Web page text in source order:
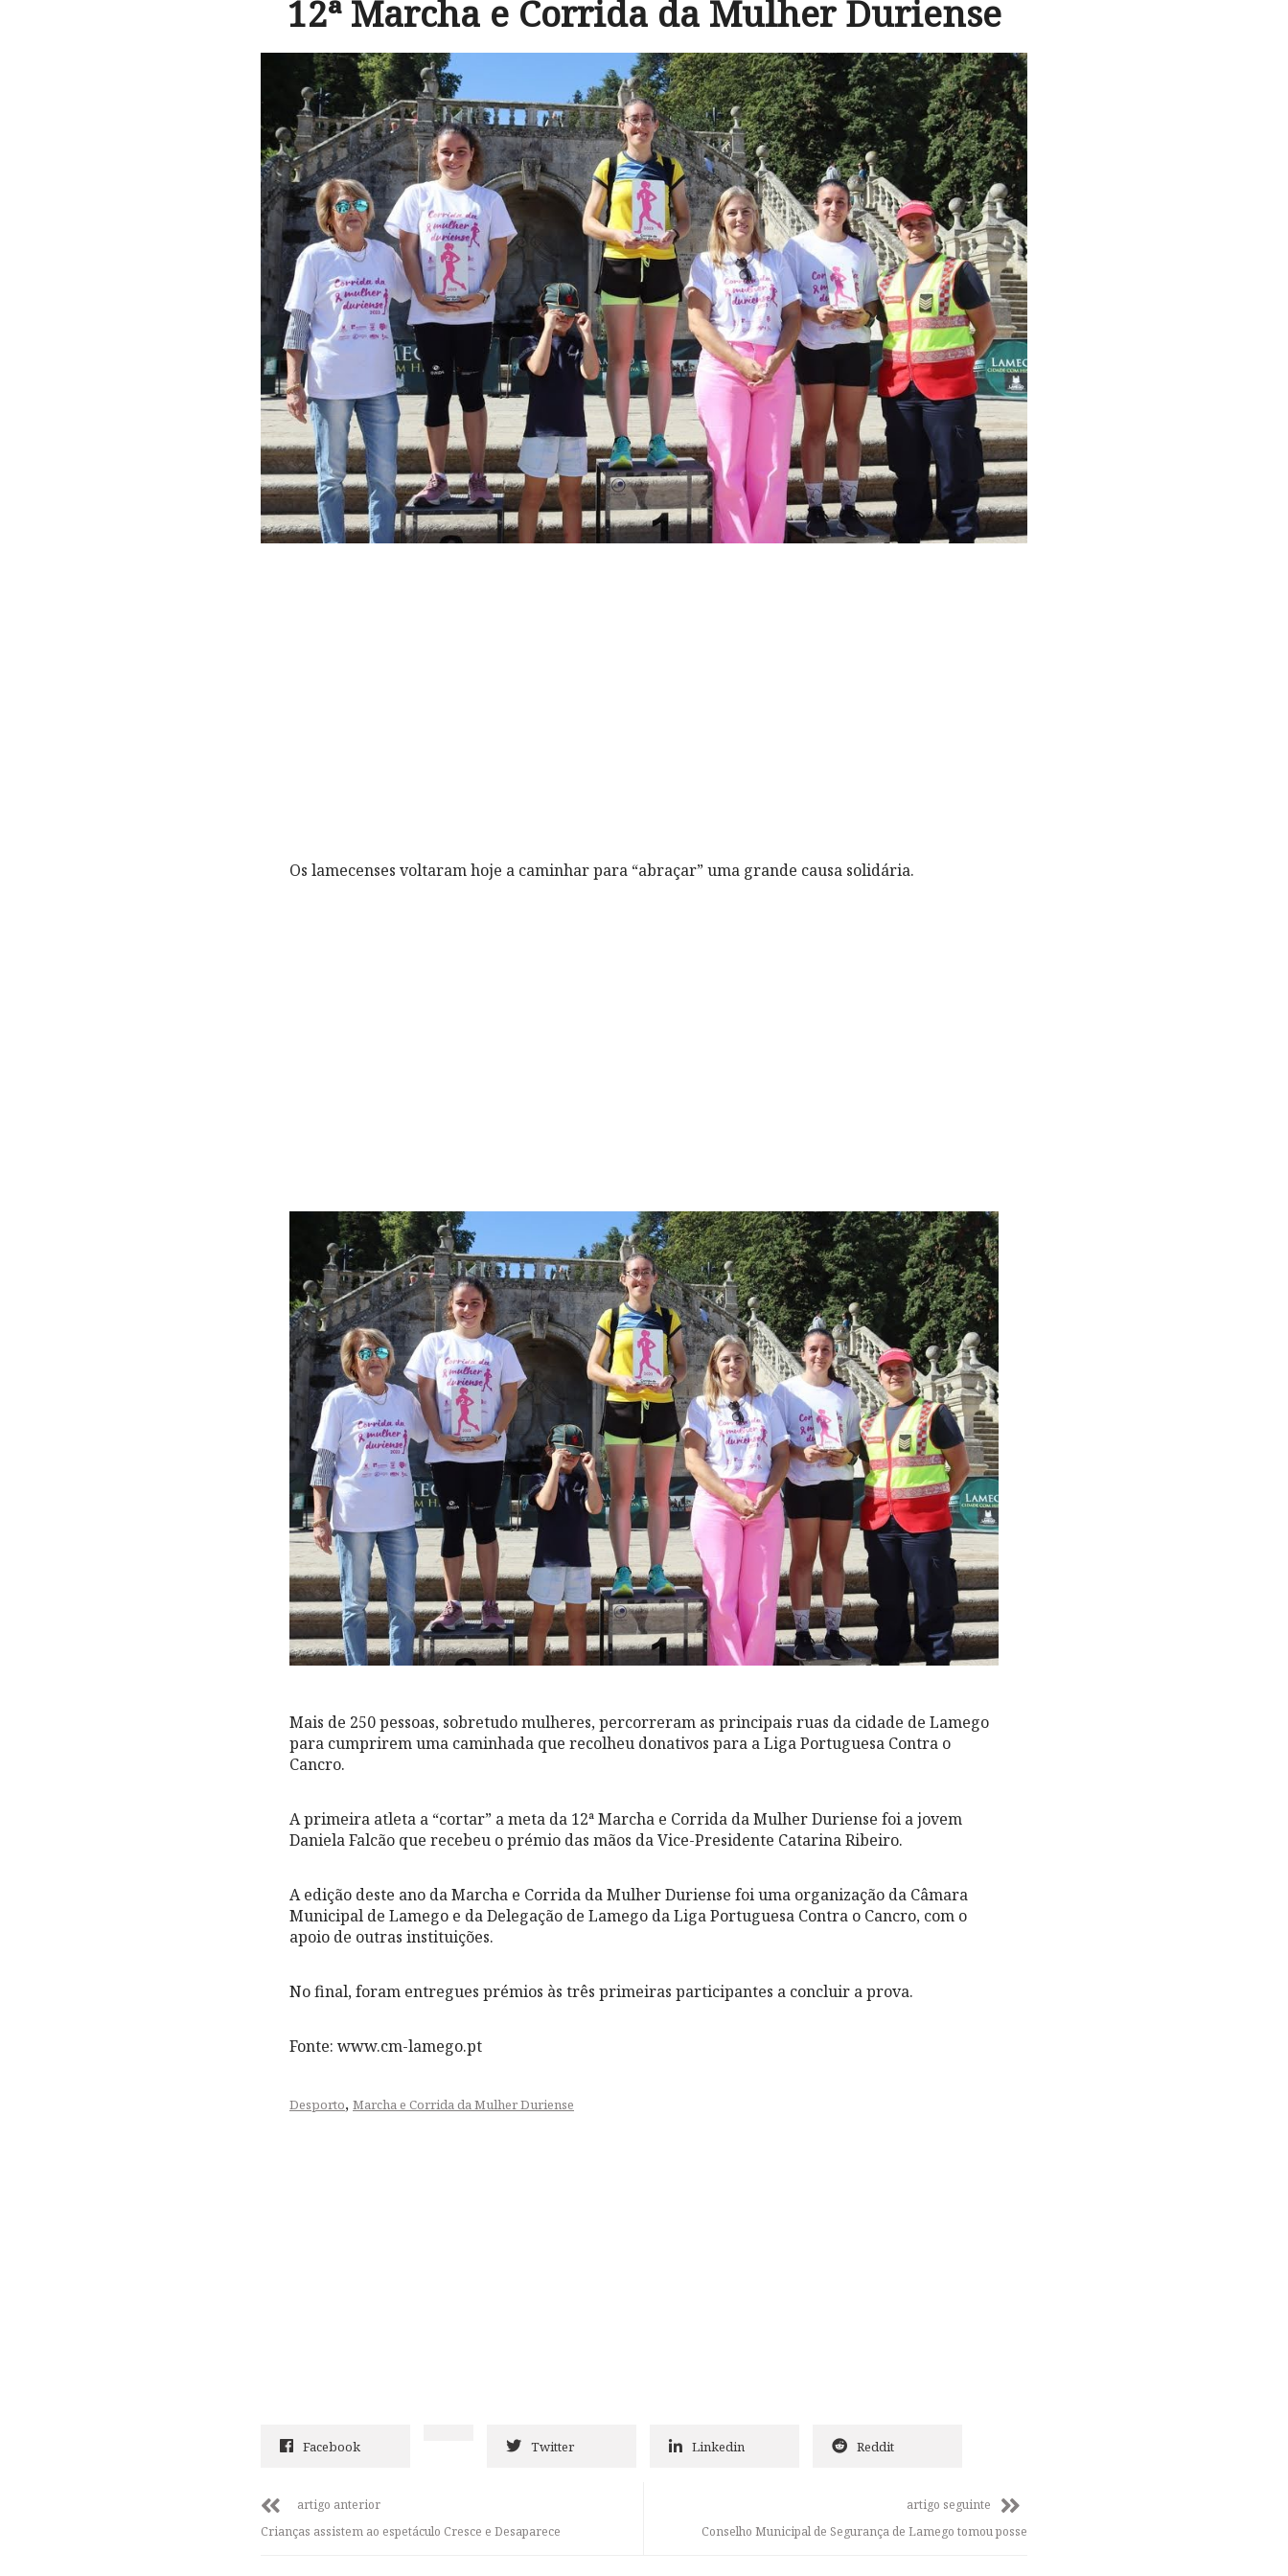
12ª Marcha e Corrida da Mulher Duriense
Os lamecenses voltaram hoje a caminhar para “abraçar” uma grande causa solidária.
Mais de 250 pessoas, sobretudo mulheres, percorreram as principais ruas da cidade de Lamego
para cumprirem uma caminhada que recolheu donativos para a Liga Portuguesa Contra o
Cancro.
A primeira atleta a “cortar” a meta da 12ª Marcha e Corrida da Mulher Duriense foi a jovem
Daniela Falcão que recebeu o prémio das mãos da Vice-Presidente Catarina Ribeiro.
A edição deste ano da Marcha e Corrida da Mulher Duriense foi uma organização da Câmara
Municipal de Lamego e da Delegação de Lamego da Liga Portuguesa Contra o Cancro, com o
apoio de outras instituições.
No final, foram entregues prémios às três primeiras participantes a concluir a prova.
Fonte: www.cm-lamego.pt
Desporto, Marcha e Corrida da Mulher Duriense
Facebook Twitter Linkedin Reddit
artigo anterior
Crianças assistem ao espetáculo Cresce e Desaparece
artigo seguinte
Conselho Municipal de Segurança de Lamego tomou posse